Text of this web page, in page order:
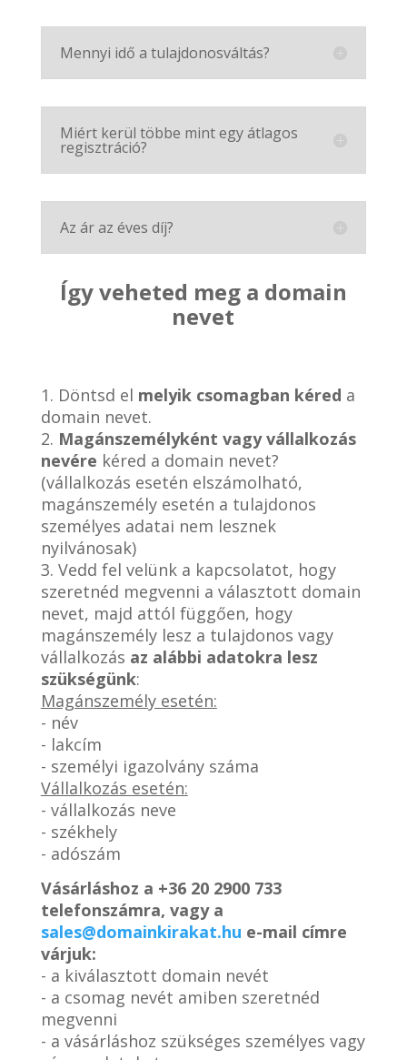
Mennyi idő a tulajdonosváltás?
Miért kerül többe mint egy átlagos
regisztráció?
Az ár az éves díj?
Így veheted meg a domain
nevet
1. Döntsd el melyik csomagban kéred a
domain nevet.
2. Magánszemélyként vagy vállalkozás
nevére kéred a domain nevet?
(vállalkozás esetén elszámolható,
magánszemély esetén a tulajdonos
személyes adatai nem lesznek
nyilvánosak)
3. Vedd fel velünk a kapcsolatot, hogy
szeretnéd megvenni a választott domain
nevet, majd attól függően, hogy
magánszemély lesz a tulajdonos vagy
vállalkozás az alábbi adatokra lesz
szükségünk:
Magánszemély esetén:
- név
- lakcím
- személyi igazolvány száma
Vállalkozás esetén:
- vállalkozás neve
- székhely
- adószám
Vásárláshoz a +36 20 2900 733
telefonszámra, vagy a
sales@domainkirakat.hu e-mail címre
várjuk:
- a kiválasztott domain nevét
- a csomag nevét amiben szeretnéd
megvenni
- a vásárláshoz szükséges személyes vagy